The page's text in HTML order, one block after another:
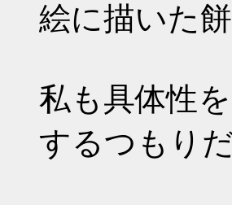
絵に描いた
私も具体性
するつもり